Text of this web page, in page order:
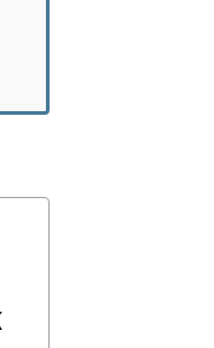
end den